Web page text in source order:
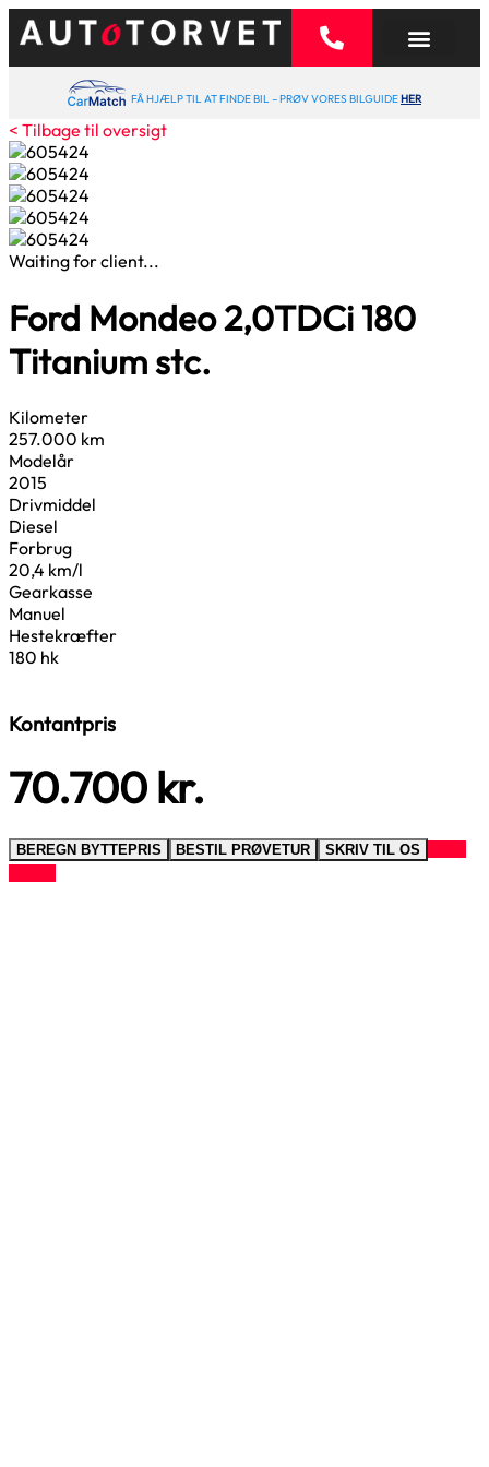
FÅ HJÆLP TIL AT FINDE BIL – PRØV VORES BILGUIDEHER
< Tilbage til oversigt
Waiting for client...
Ford Mondeo2,0TDCi 180
Titanium stc.
Kilometer
257.000 km
Modelår
2015
Drivmiddel
Diesel
Forbrug
20,4 km/l
Gearkasse
Manuel
Hestekræfter
180 hk
Kontantpris
70.700 kr.
BEREGN BYTTEPRIS BESTIL PRØVETUR SKRIV TIL OS